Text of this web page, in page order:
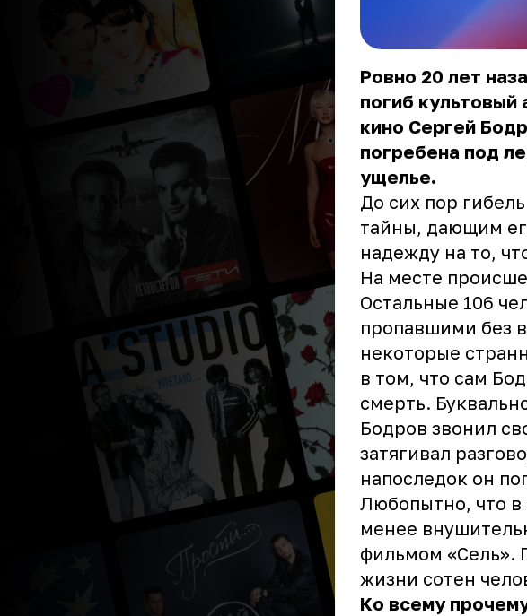
Ровно 20 лет
погиб культовый
кино Сергей
погребена под
ущелье.
До сих пор
тайны, дающим
надежду на то,
На месте
Остальные 106
пропавшими без
некоторые
в том, что сам
смерть.
Бодров звонил
затягивал
напоследок он
Любопытно, что
менее
фильмом «Сель».
жизни сотен
Ко всему